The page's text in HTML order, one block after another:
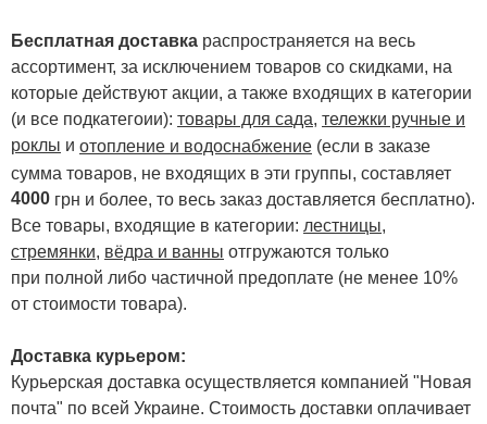
Бесплатная доставка распространяется на весь
ассортимент, за исключением товаров со скидками, на
которые действуют акции, а также входящих в категории
(и все подкатегоии): товары для сада, тележки ручные и
роклы и отопление и водоснабжение (если в заказе
сумма товаров, не входящих в эти группы, составляет
4000 грн и более, то весь заказ доставляется бесплатно).
Все товары, входящие в категории: лестницы,
стремянки, вёдра и ванны отгружаются только
при полной либо частичной предоплате (не менее 10%
от стоимости товара).
Доставка курьером:
Курьерская доставка осуществляется компанией "Новая
почта" по всей Украине. Стоимость доставки оплачивает